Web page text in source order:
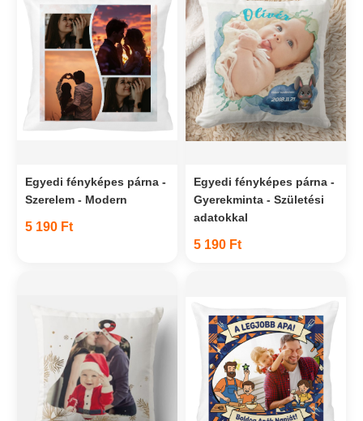
Egyedi fényképes párna -
Szerelem - Modern
5 190 Ft
Egyedi fényképes párna -
Gyerekminta - Születési
adatokkal
5 190 Ft